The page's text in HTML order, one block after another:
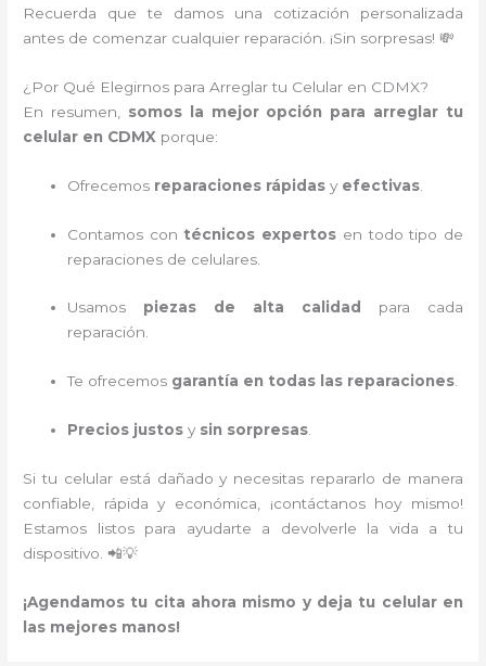
Recuerda que te damos una cotización personalizada
antes de comenzar cualquier reparación. ¡Sin sorpresas! 💸
¿Por Qué Elegirnos para Arreglar tu Celular en CDMX?
En resumen, somos la mejor opción para arreglar tu
celular en CDMX porque:
Ofrecemos reparaciones rápidas y efectivas
Contamos con técnicos expertos en todo tipo de
reparaciones de celulares.
Usamos piezas de alta calidad
para cada
reparación.
Te ofrecemos garantía en todas las reparaciones.
Precios justos y sin sorpresas
Si tu celular está dañado y necesitas repararlo de manera
confiable, rápida y económica, ¡contáctanos hoy mismo!
Estamos listos para ayudarte a devolverle la vida a tu
dispositivo. 📲💡
¡Agendamos tu cita ahora mismo y deja tu celular en
las mejores manos!